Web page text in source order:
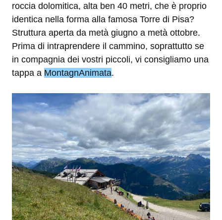
roccia dolomitica, alta ben 40 metri, che è proprio
identica nella forma alla famosa Torre di Pisa?
Struttura aperta da metà giugno a metà ottobre.
Prima di intraprendere il cammino, soprattutto se
in compagnia dei vostri piccoli, vi consigliamo una
tappa a MontagnAnimata.